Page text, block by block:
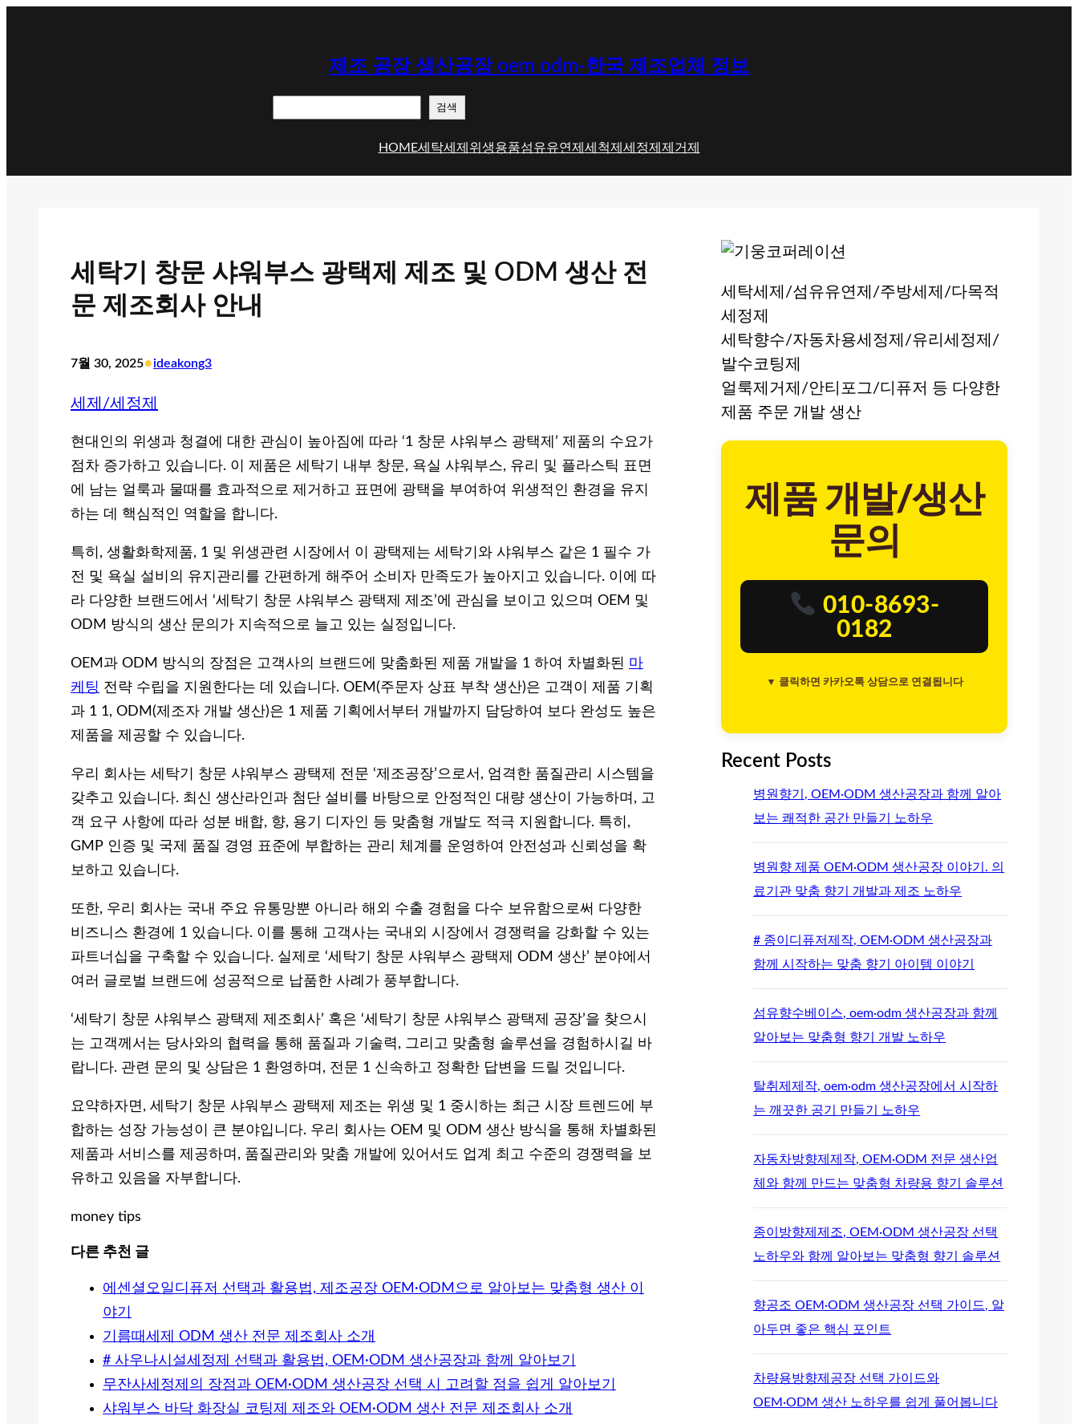
제조 공장 생산공장 oem odm-한국 제조업체 정보
검색
HOME세탁세제 위생용품섬유유연제 세척제 세정제 제거제
세탁기 창문 샤워부스 광택제 제조 및 ODM 생산 전
문 제조회사 안내
7월 30, 2025•ideakong3
세제/세정제
현대인의 위생과 청결에 대한 관심이 높아짐에 따라 ‘1 창문 샤워부스 광택제’ 제품의 수요가
점차 증가하고 있습니다. 이 제품은 세탁기 내부 창문, 욕실 샤워부스, 유리 및 플라스틱 표면
에 남는 얼룩과 물때를 효과적으로 제거하고 표면에 광택을 부여하여 위생적인 환경을 유지
하는 데 핵심적인 역할을 합니다.
특히, 생활화학제품, 1 및 위생관련 시장에서 이 광택제는 세탁기와 샤워부스 같은 1 필수 가
전 및 욕실 설비의 유지관리를 간편하게 해주어 소비자 만족도가 높아지고 있습니다. 이에 따
라 다양한 브랜드에서 ‘세탁기 창문 샤워부스 광택제 제조’에 관심을 보이고 있으며 OEM 및
ODM 방식의 생산 문의가 지속적으로 늘고 있는 실정입니다.
OEM과 ODM 방식의 장점은 고객사의 브랜드에 맞춤화된 제품 개발을 1 하여 차별화된 마
케팅 전략 수립을 지원한다는 데 있습니다. OEM(주문자 상표 부착 생산)은 고객이 제품 기획
과 1 1, ODM(제조자 개발 생산)은 1 제품 기획에서부터 개발까지 담당하여 보다 완성도 높은
제품을 제공할 수 있습니다.
우리 회사는 세탁기 창문 샤워부스 광택제 전문 ‘제조공장’으로서, 엄격한 품질관리 시스템을
갖추고 있습니다. 최신 생산라인과 첨단 설비를 바탕으로 안정적인 대량 생산이 가능하며, 고
객 요구 사항에 따라 성분 배합, 향, 용기 디자인 등 맞춤형 개발도 적극 지원합니다. 특히,
GMP 인증 및 국제 품질 경영 표준에 부합하는 관리 체계를 운영하여 안전성과 신뢰성을 확
보하고 있습니다.
또한, 우리 회사는 국내 주요 유통망뿐 아니라 해외 수출 경험을 다수 보유함으로써 다양한
비즈니스 환경에 1 있습니다. 이를 통해 고객사는 국내외 시장에서 경쟁력을 강화할 수 있는
파트너십을 구축할 수 있습니다. 실제로 ‘세탁기 창문 샤워부스 광택제 ODM 생산’ 분야에서
여러 글로벌 브랜드에 성공적으로 납품한 사례가 풍부합니다.
‘세탁기 창문 샤워부스 광택제 제조회사’ 혹은 ‘세탁기 창문 샤워부스 광택제 공장’을 찾으시
는 고객께서는 당사와의 협력을 통해 품질과 기술력, 그리고 맞춤형 솔루션을 경험하시길 바
랍니다. 관련 문의 및 상담은 1 환영하며, 전문 1 신속하고 정확한 답변을 드릴 것입니다.
요약하자면, 세탁기 창문 샤워부스 광택제 제조는 위생 및 1 중시하는 최근 시장 트렌드에 부
합하는 성장 가능성이 큰 분야입니다. 우리 회사는 OEM 및 ODM 생산 방식을 통해 차별화된
제품과 서비스를 제공하며, 품질관리와 맞춤 개발에 있어서도 업계 최고 수준의 경쟁력을 보
유하고 있음을 자부합니다.
money tips
다른 추천 글
에센셜오일디퓨저 선택과 활용법, 제조공장 OEM·ODM으로 알아보는 맞춤형 생산 이
야기
기름때세제 ODM 생산 전문 제조회사 소개
# 사우나시설세정제 선택과 활용법, OEM·ODM 생산공장과 함께 알아보기
무잔사세정제의 장점과 OEM·ODM 생산공장 선택 시 고려할 점을 쉽게 알아보기
샤워부스 바닥 화장실 코팅제 제조와 OEM·ODM 생산 전문 제조회사 소개
세탁세제/섬유유연제/주방세제/다목적
세정제
세탁향수/자동차용세정제/유리세정제/
발수코팅제
얼룩제거제/안티포그/디퓨저 등 다양한
제품 주문 개발 생산
제품 개발/생산
문의
010-8693-
0182
▼ 클릭하면 카카오톡 상담으로 연결됩니다
Recent Posts
병원향기, OEM·ODM 생산공장과 함께 알아
보는 쾌적한 공간 만들기 노하우
병원향 제품 OEM·ODM 생산공장 이야기. 의
료기관 맞춤 향기 개발과 제조 노하우
# 종이디퓨저제작, OEM·ODM 생산공장과
함께 시작하는 맞춤 향기 아이템 이야기
섬유향수베이스, oem·odm 생산공장과 함께
알아보는 맞춤형 향기 개발 노하우
탈취제제작, oem·odm 생산공장에서 시작하
는 깨끗한 공기 만들기 노하우
자동차방향제제작, OEM·ODM 전문 생산업
체와 함께 만드는 맞춤형 차량용 향기 솔루션
종이방향제제조, OEM·ODM 생산공장 선택
노하우와 함께 알아보는 맞춤형 향기 솔루션
향공조 OEM·ODM 생산공장 선택 가이드, 알
아두면 좋은 핵심 포인트
차량용방향제공장 선택 가이드와
OEM·ODM 생산 노하우를 쉽게 풀어봅니다